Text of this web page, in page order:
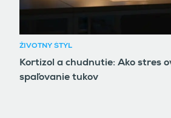
ŽIVOTNÝ ŠTÝL
Kortizol a chudnutie: Ako stres
spaľovanie tukov